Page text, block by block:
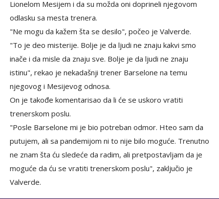
Lionelom Mesijem i da su možda oni doprineli njegovom
odlasku sa mesta trenera.
"Ne mogu da kažem šta se desilo", počeo je Valverde.
"To je deo misterije. Bolje je da ljudi ne znaju kakvi smo
inače i da misle da znaju sve. Bolje je da ljudi ne znaju
istinu", rekao je nekadašnji trener Barselone na temu
njegovog i Mesijevog odnosa.
On je takođe komentarisao da li će se uskoro vratiti
trenerskom poslu.
"Posle Barselone mi je bio potreban odmor. Hteo sam da
putujem, ali sa pandemijom ni to nije bilo moguće. Trenutno
ne znam šta ću sledeće da radim, ali pretpostavljam da je
moguće da ću se vratiti trenerskom poslu", zaključio je
Valverde.